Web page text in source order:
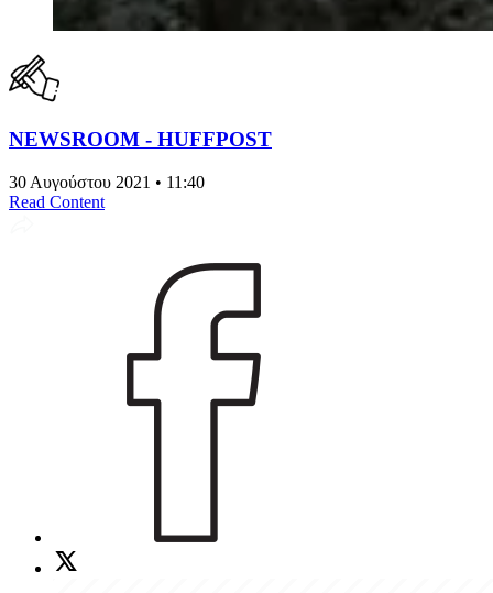
NEWSROOM - HUFFPOST
30 Αυγούστου 2021 • 11:40
Read Content